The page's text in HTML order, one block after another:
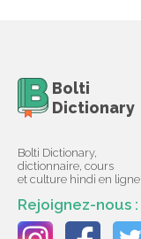
Bolti
Dictionary
Bolti Dictionary,
dictionnaire, cours
et culture hindi en ligne
Rejoignez-nous :